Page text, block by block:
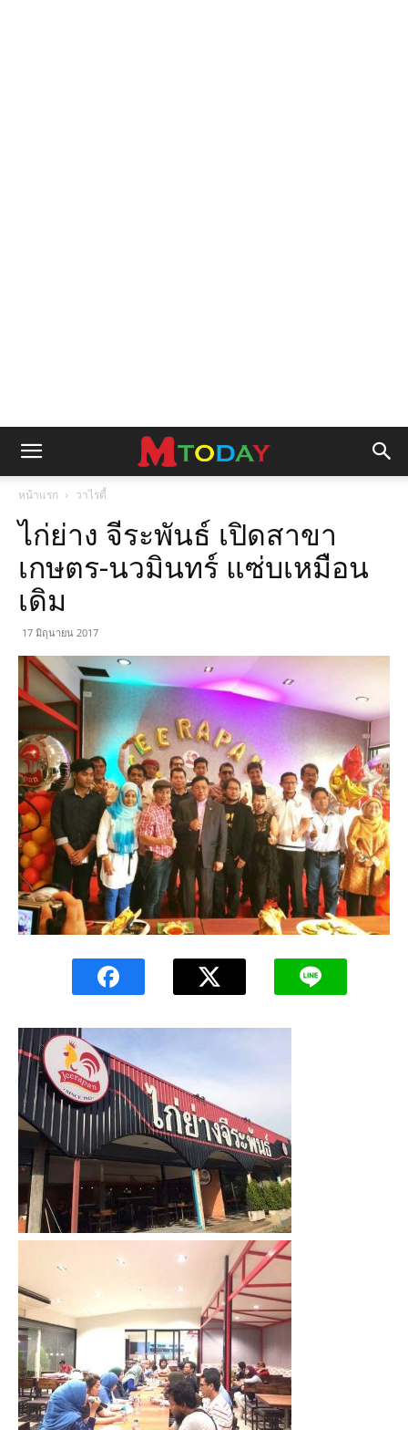
หน้าแรก วาไรตี้
ไก่ย่าง จีระพันธ์ เปิดสาขา
เกษตร-นวมินทร์ แซ่บเหมือน
เดิม
17 มิถุนายน 2017